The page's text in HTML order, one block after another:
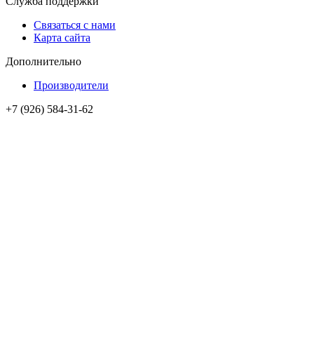
Связаться с нами
Карта сайта
Дополнительно
Производители
+7 (926) 584-31-62